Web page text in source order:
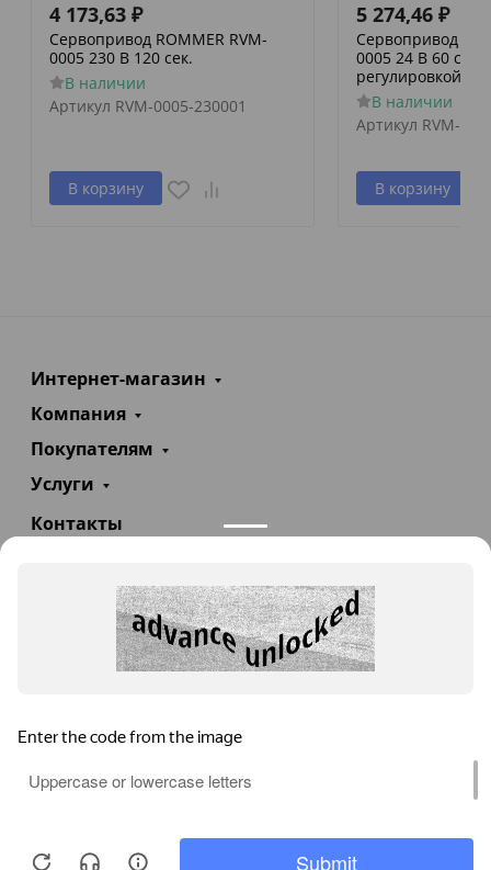
4 173,63 ₽
Сервопривод ROMMER RVM-
0005 230 В 120 сек.
В наличии
Артикул RVM-0005-230001
В корзину
5 274,46 ₽
Сервопривод
0005 24 В 60
регулировкой по
В наличии
Артикул RVM-
В корзину
Интернет-магазин
Компания
Покупателям
Услуги
Контакты
info@teploexpert.com
Пн—Сб 09:00 – 18:00
TeploExpert.com © 2008 - 2026 Оборудование для
систем отопления, водоснабжения, канализации